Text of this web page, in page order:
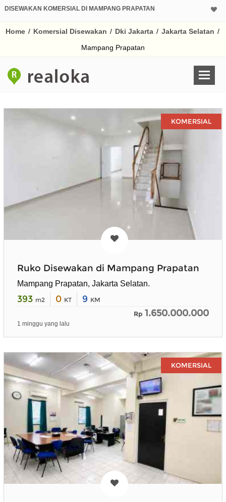
DISEWAKAN KOMERSIAL DI MAMPANG PRAPATAN
Home / Komersial Disewakan / Dki Jakarta / Jakarta Selatan /
Mampang Prapatan
KOMERSIAL
Ruko Disewakan di Mampang Prapatan
Mampang Prapatan, Jakarta Selatan.
393 m2 0 KT 9 KM
Rp 1.650.000.000
1 minggu yang lalu
KOMERSIAL